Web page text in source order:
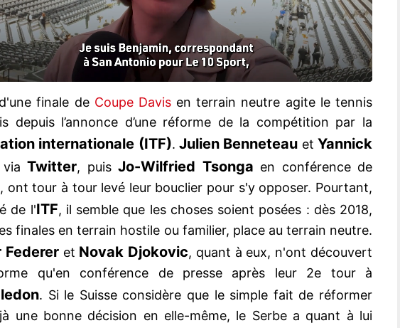
finale de Coupe Davisen terrain neutre agite le tennis
depuis l’annonce d’une réforme de la compétition par la
internationale (ITF).Julien Benneteau et Yannick
via Twitter, puis Jo-Wilfried Tsonga en conférence de
ont tour à tour levé leur bouclier pour s'y opposer. Pourtant,
de l'ITF, il semble que les choses soient posées : dès 2018,
finales en terrain hostile ou familier, place au terrain neutre.
Federeret Novak Djokovic, quant à eux, n'ont découvert
qu'en conférence de presse après leur 2e tour à
. Si le Suisse considère que le simple fait de réformer
une bonne décision en elle-même, le Serbe a quant à lui